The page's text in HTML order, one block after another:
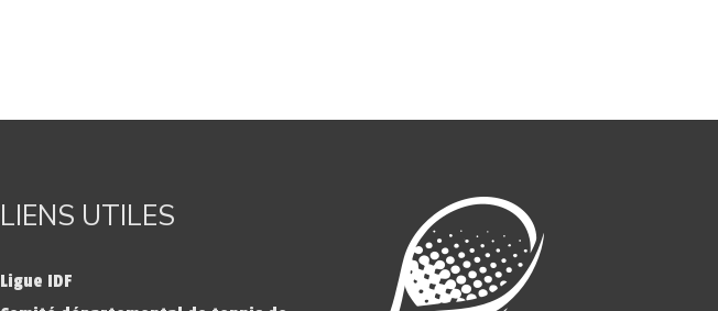
LIENS UTILES
Ligue IDF